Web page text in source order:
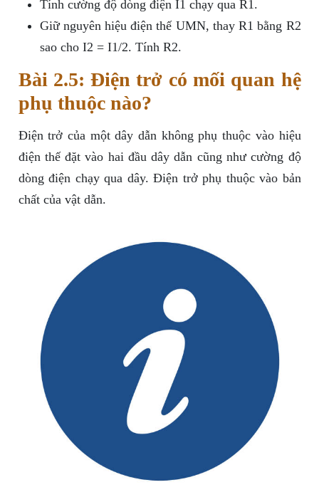
Tính cường độ dòng điện I1 chạy qua R1.
Giữ nguyên hiệu điện thế UMN, thay R1 bằng R2
sao cho I2 = I1/2. Tính R2.
Bài 2.5: Điện trở có mối quan hệ
phụ thuộc nào?
Điện trở của một dây dẫn không phụ thuộc vào hiệu
điện thế đặt vào hai đầu dây dẫn cũng như cường độ
dòng điện chạy qua dây. Điện trở phụ thuộc vào bản
chất của vật dẫn.